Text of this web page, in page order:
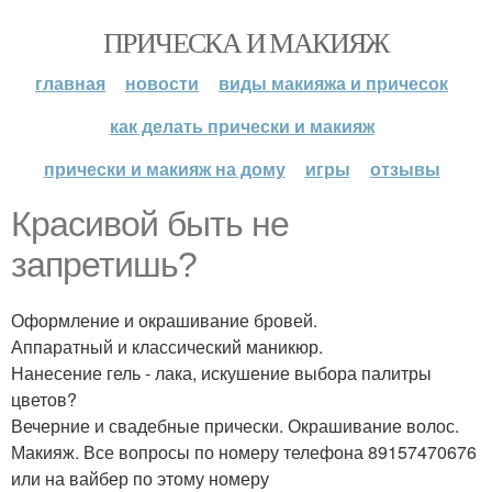
ПРИЧЕСКА И МАКИЯЖ
главная новости
виды макияжа и причесок
как делать прически и макияж
прически и макияж на дому
игры отзывы
Красивой быть не
запретишь?
Оформление и окрашивание бровей.
Аппаратный и классический маникюр.
Нанесение гель - лака, искушение выбора палитры
цветов?
Вечерние и свадебные прически. Окрашивание волос.
Макияж. Все вопросы по номеру телефона 89157470676
или на вайбер по этому номеру